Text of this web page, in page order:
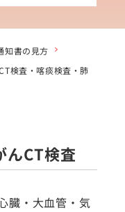
知書の見方
検査・喀痰検査・肺
んCT検査
臓・大血管・気